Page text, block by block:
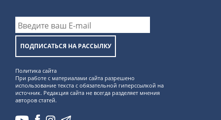
ПОДПИСАТЬСЯ НА РАССЫЛКУ
Политика сайта
При работе с материалами сайта разрешено
использование текста с обязательной гиперссылкой на
источник. Редакция сайта не всегда разделяет мнения
авторов статей.